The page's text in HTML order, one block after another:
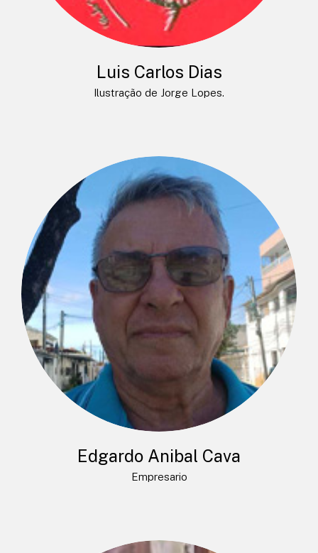
Luis Carlos Dias
Ilustração de Jorge Lopes.
Edgardo Anibal Cava
Empresario